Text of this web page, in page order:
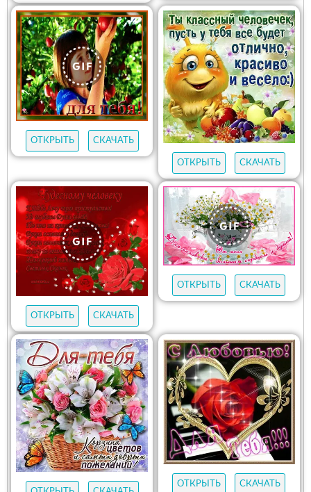
ОТКРЫТЬ СКАЧАТЬ
ОТКРЫТЬ СКАЧАТЬ
ОТКРЫТЬ СКАЧАТЬ
ОТКРЫТЬ СКАЧАТЬ
ОТКРЫТЬ СКАЧАТЬ